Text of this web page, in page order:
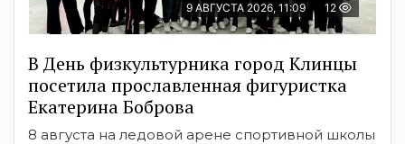
9 АВГУСТА 2026, 11:09 12
В День физкультурника город Клинцы
посетила прославленная фигуристка
Екатерина Боброва
8 августа на ледовой арене спортивной школы